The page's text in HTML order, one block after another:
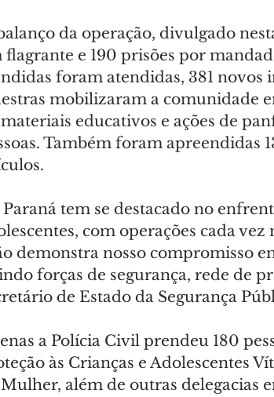
da operação, divulgado
flagrante e 190 prisões por
foram atendidas, 381
mobilizaram a comunidade
educativos e ações de
Também foram apreendidas
Paraná tem se destacado no
com operações cada
demonstra nosso compromisso
forças de segurança, rede de
de Estado da Segurança
a Polícia Civil prendeu 180
às Crianças e Adolescentes
além de outras delegacias